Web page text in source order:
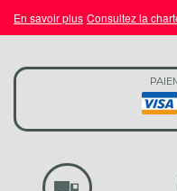
En savoir plus Consultez la